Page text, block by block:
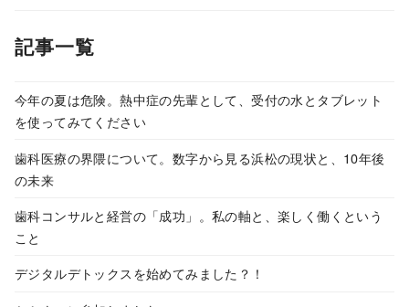
記事一覧
今年の夏は危険。熱中症の先輩として、受付の水とタブレット
を使ってみてください
歯科医療の界隈について。数字から見る浜松の現状と、10年後
の未来
歯科コンサルと経営の「成功」。私の軸と、楽しく働くという
こと
デジタルデトックスを始めてみました？！